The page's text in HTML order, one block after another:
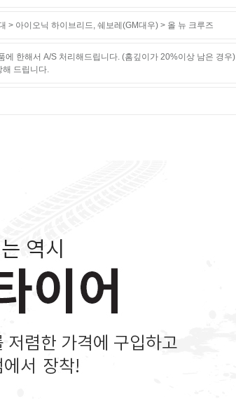
> 아이오닉 하이브리드, 쉐보레(GM대우) > 올 뉴 크루즈
한해서 A/S 처리해드립니다. (홈깊이가 20%이상 남은 경우)
해 드립니다.